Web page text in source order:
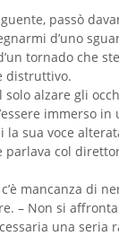
passò
d’uno
tornado che
distruttivo.
alzare gli
immerso
la sua voce
parlava col
mancanza di
– Non si
una seria